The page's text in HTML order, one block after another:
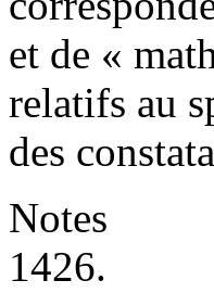
et de «
relatifs au
des
Notes
1426.